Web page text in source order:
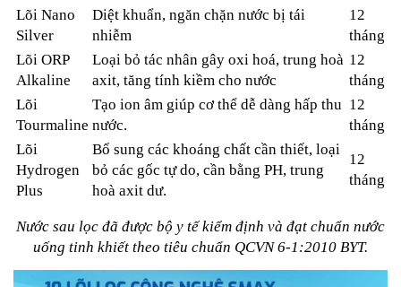
Lõi Nano
Silver
Diệt khuẩn, ngăn chặn nước bị tái
nhiễm
12
tháng
Lõi ORP
Alkaline
Loại bỏ tác nhân gây oxi hoá, trung hoà
axit, tăng tính kiềm cho nước
12
tháng
Lõi
Tourmaline
Tạo ion âm giúp cơ thể dễ dàng hấp thu
nước.
12
tháng
Lõi
Hydrogen
Plus
Bổ sung các khoáng chất cần thiết, loại
bỏ các gốc tự do, cần bằng PH, trung
hoà axit dư.
12
tháng
Nước sau lọc đã được bộ y tế kiểm định và đạt chuẩn nước
uống tinh khiết theo tiêu chuẩn QCVN 6-1:2010 BYT.